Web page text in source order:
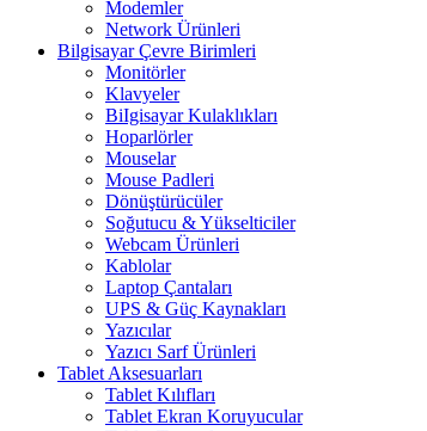
Modemler
Network Ürünleri
Bilgisayar Çevre Birimleri
Monitörler
Klavyeler
BiIgisayar Kulaklıkları
Hoparlörler
Mouselar
Mouse Padleri
Dönüştürücüler
Soğutucu & Yükselticiler
Webcam Ürünleri
Kablolar
Laptop Çantaları
UPS & Güç Kaynakları
Yazıcılar
Yazıcı Sarf Ürünleri
Tablet Aksesuarları
Tablet Kılıfları
Tablet Ekran Koruyucular